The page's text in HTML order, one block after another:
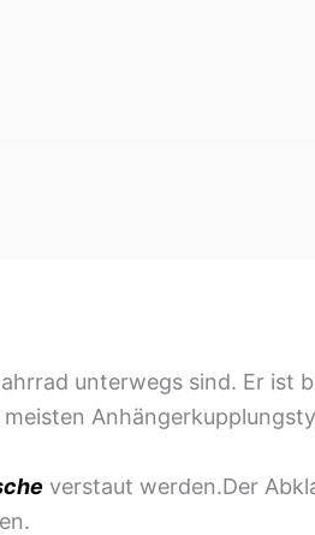
unterwegs sind. Er ist
verstaut werden.Der